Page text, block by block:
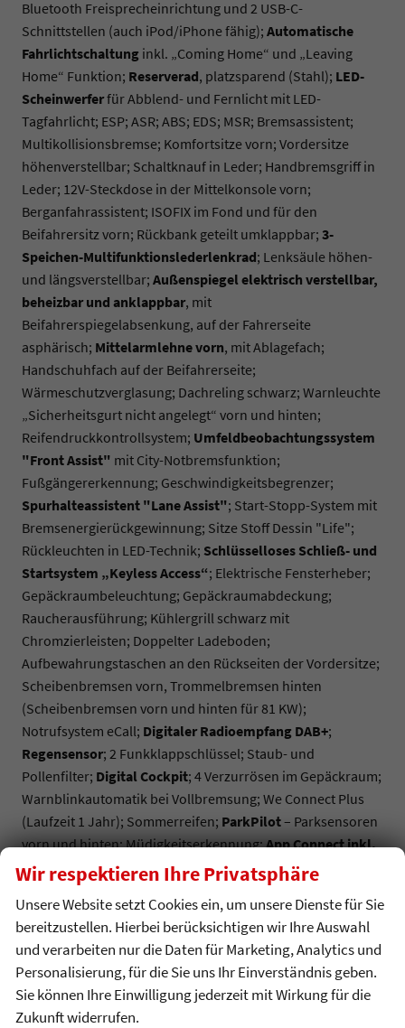
Bluetooth Freisprecheinrichtung und 2 USB-C-
Schnittstellen (auch iPod/iPhone fähig); Automatische
Fahrlichtschaltung inkl. „Coming Home“ und „Leaving
Home“ Funktion; Reserverad, platzsparend (Stahl); LED-
Scheinwerferfür Abblend- und Fernlicht mit LED-
Tagfahrlicht; ESP; ASR; ABS; EDS; MSR; Bremsassistent;
Multikollisionsbremse; Komfortsitze vorn; Vordersitze
höhenverstellbar; Schaltknauf in Leder; Handbremsgriff in
Leder; 12V-Steckdose in der Mittelkonsole vorn;
Berganfahrassistent; ISOFIX im Fond und für den
Beifahrersitz vorn; Rückbank geteilt umklappbar; 3-
Speichen-Multifunktionslederlenkrad; Lenksäule höhen-
und längsverstellbar; Außenspiegel elektrisch verstellbar,
beheizbar und anklappbar, mit
Beifahrerspiegelabsenkung, auf der Fahrerseite
asphärisch; Mittelarmlehne vorn, mit Ablagefach;
Handschuhfach auf der Beifahrerseite;
Wärmeschutzverglasung; Dachreling schwarz; Warnleuchte
„Sicherheitsgurt nicht angelegt“ vorn und hinten;
Reifendruckkontrollsystem; Umfeldbeobachtungssystem
"Front Assist" mit City-Notbremsfunktion;
Fußgängererkennung; Geschwindigkeitsbegrenzer;
Spurhalteassistent "Lane Assist"; Start-Stopp-System mit
Bremsenergierückgewinnung; Sitze Stoff Dessin "Life";
Rückleuchten in LED-Technik; Schlüsselloses Schließ- und
Startsystem „Keyless Access“; Elektrische Fensterheber;
Gepäckraumbeleuchtung; Gepäckraumabdeckung;
Raucherausführung; Kühlergrill schwarz mit
Chromzierleisten; Doppelter Ladeboden;
Aufbewahrungstaschen an den Rückseiten der Vordersitze;
Scheibenbremsen vorn, Trommelbremsen hinten
(Scheibenbremsen vorn und hinten für 81 KW);
Notrufsystem eCall; Digitaler Radioempfang DAB+;
Regensensor; 2 Funkklappschlüssel; Staub- und
Pollenfilter; Digital Cockpit; 4 Verzurrösen im Gepäckraum;
Warnblinkautomatik bei Vollbremsung; We Connect Plus
(Laufzeit 1 Jahr); Sommerreifen; ParkPilot– Parksensoren
vorn und hinten; Müdigkeitserkennung;App Connect inkl.
Wireless App Connect(für Apple CarPlay und Android
Auto); Waschwasserstandanzeige; Stoßfänger vorn mit
Chromzierleiste; Ablagefach in der Dachkonsole;
Rückfahrkamera „Rear Assist“;Heckscheibe und hintere
Seitenscheiben abgedunkelt; 2 USB-C-Ladebuchsen an der
Mittelkonsole hinten; Telefonschnittstelle mit induktiver
Ladefunktion;Verkehrszeichenerkennung
Wir respektieren Ihre Privatsphäre
Unsere Website setzt Cookies ein, um unsere Dienste für Sie
bereitzustellen. Hierbei berücksichtigen wir Ihre Auswahl
und verarbeiten nur die Daten für Marketing, Analytics und
Personalisierung, für die Sie uns Ihr Einverständnis geben.
Sie können Ihre Einwilligung jederzeit mit Wirkung für die
Zukunft widerrufen.